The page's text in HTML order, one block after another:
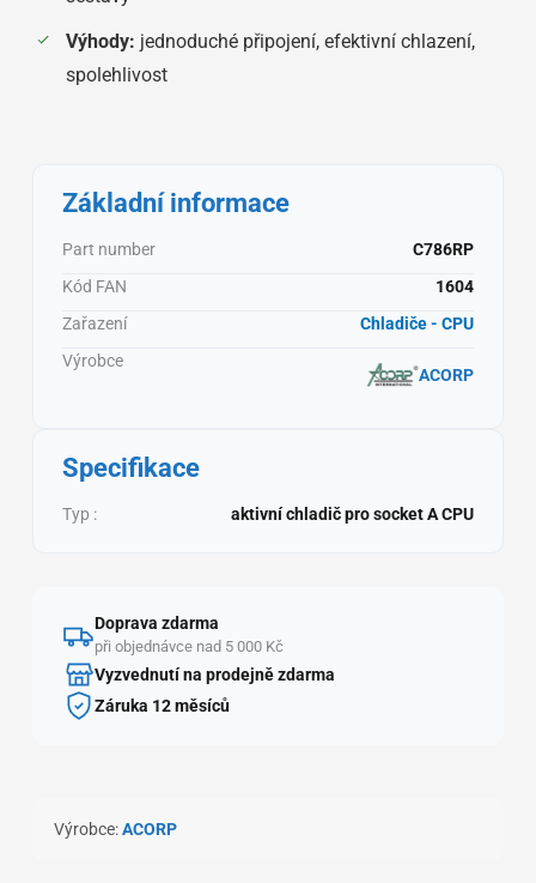
Výhody: jednoduché připojení, efektivní chlazení,
spolehlivost
Základní informace
Part number
C786RP
Kód FAN
1604
Zařazení
Chladiče - CPU
Výrobce
ACORP
Specifikace
Typ : aktivní chladič pro socket A CPU
Doprava zdarma
při objednávce nad 5 000 Kč
Vyzvednutí na prodejně zdarma
Záruka 12 měsíců
Výrobce:ACORP